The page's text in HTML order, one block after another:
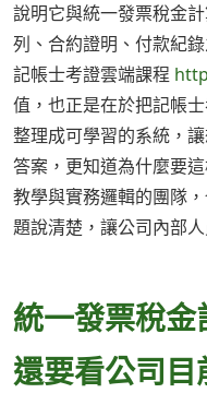
說明它與統一發票稅金
列、合約證明、付款紀
記帳士考證雲端課程
值，也正是在於把記帳
整理成可學習的系統，
答案，更知道為什麼要
教學與實務邏輯的團隊
題說清楚，讓公司內部
統一發票稅金
還要看公司